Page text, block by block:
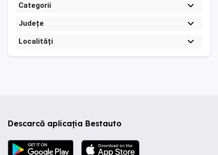
Categorii
Județe
Localități
Descarcă aplicația Bestauto